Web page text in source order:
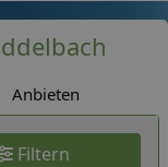
Anbieten
Filtern